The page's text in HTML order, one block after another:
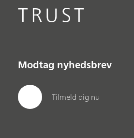
TRUST
Modtag nyhedsbrev
Tilmeld dig nu